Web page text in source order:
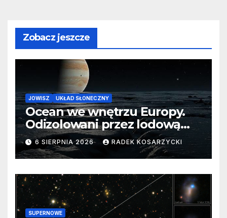
Zobacz jeszcze
JOWISZ UKŁAD SŁONECZNY
Ocean we wnętrzu Europy.
Odizolowani przez lodową
barierę
6 SIERPNIA 2026 RADEK KOSARZYCKI
SUPERNOWE